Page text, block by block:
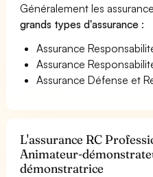
Généralement les
grands types d'assurance :
Assurance
Assurance
Assurance Défense et
L'assurance RC
Animateur-
démonstratrice